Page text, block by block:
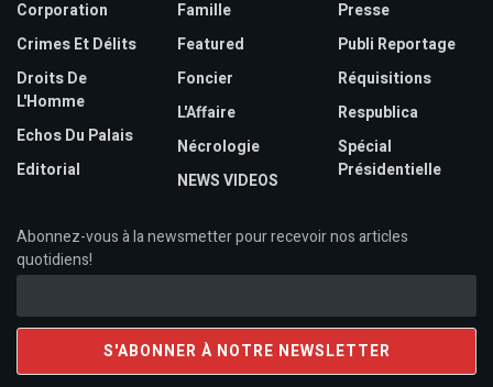
Corporation
Crimes Et Délits
Droits De
L'Homme
Echos Du Palais
Editorial
Famille
Featured
Foncier
L'Affaire
Nécrologie
NEWS VIDEOS
Presse
Publi Reportage
Réquisitions
Respublica
Spécial
Présidentielle
Abonnez-vous à la newsmetter pour recevoir nos articles
quotidiens!